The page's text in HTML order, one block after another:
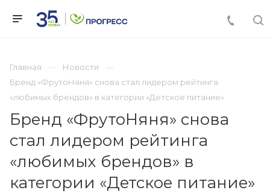
Главная
Новости
Бренд «ФрутоНяня» снова стал лидером рейтинга
«любимых брендов» в категории «Детское питание»
Бренд «ФрутоНяня» снова
стал лидером рейтинга
«любимых брендов» в
категории «Детское питание»